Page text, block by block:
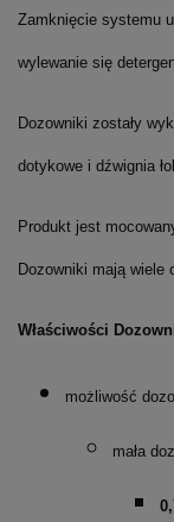
Zamknięcie systemu
wylewanie się
Dozowniki zostały
dotykowe i dźwignia
Produkt jest
Dozowniki mają
Właściwości
możliwość
mała